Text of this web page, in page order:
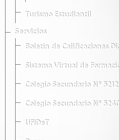
Turismo Estudiantil
Servicios
Boletín de Calificaciones
Sistema Virtual de
Colegio Secundario Nº 5212
Colegio Secundario Nº
UFIDeT